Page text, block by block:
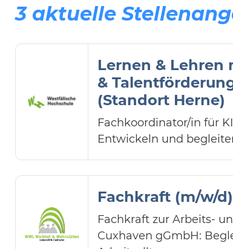
3 aktuelle
Lernen &
&
(Standort Herne)
Fachkoordinator/in für
Entwickeln und
Fachkraft (m/w/
Fachkraft zur Arbeits-
Cuxhaven gGmbH: